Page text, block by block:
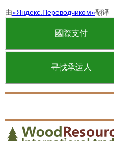
由«Яндекс.Переводчиком»翻译
國際支付
寻找承运人